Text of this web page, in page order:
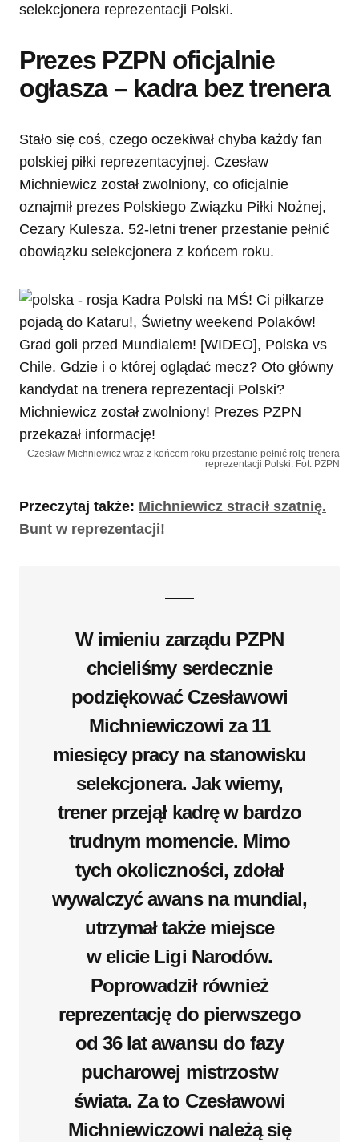
selekcjonera reprezentacji Polski.
Prezes PZPN oficjalnie
ogłasza – kadra bez trenera
Stało się coś, czego oczekiwał chyba każdy fan
polskiej piłki reprezentacyjnej. Czesław
Michniewicz został zwolniony, co oficjalnie
oznajmił prezes Polskiego Związku Piłki Nożnej,
Cezary Kulesza. 52-letni trener przestanie pełnić
obowiązku selekcjonera z końcem roku.
Czesław Michniewicz wraz z końcem roku przestanie pełnić rolę trenera
reprezentacji Polski. Fot. PZPN
Przeczytaj także: Michniewicz stracił szatnię.
Bunt w reprezentacji!
W imieniu zarządu PZPN
chcieliśmy serdecznie
podziękować Czesławowi
Michniewiczowi za 11
miesięcy pracy na stanowisku
selekcjonera. Jak wiemy,
trener przejął kadrę w bardzo
trudnym momencie. Mimo
tych okoliczności, zdołał
wywalczyć awans na mundial,
utrzymał także miejsce
w elicie Ligi Narodów.
Poprowadził również
reprezentację do pierwszego
od 36 lat awansu do fazy
pucharowej mistrzostw
świata. Za to Czesławowi
Michniewiczowi należą się